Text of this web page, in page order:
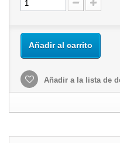
Añadir al carrito
Añadir a la lista de